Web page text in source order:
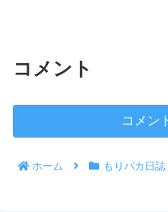
コメント
コメン
ホーム もりバカ日誌